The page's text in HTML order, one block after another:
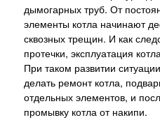
дымогарных труб. От
элементы котла начинают
сквозных трещин. И как
протечки, эксплуатация
При таком развитии
делать ремонт котла,
отдельных элементов, и
промывку котла от накипи.